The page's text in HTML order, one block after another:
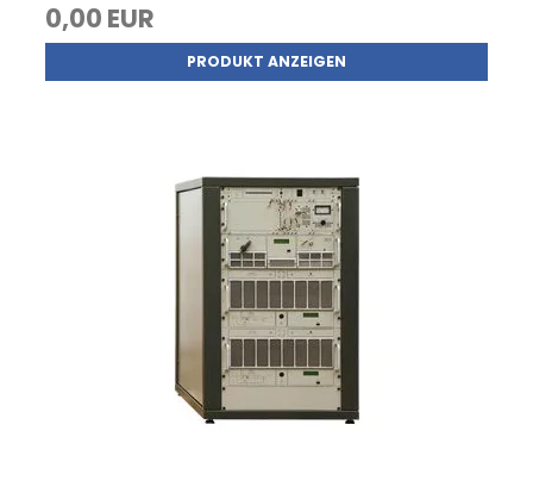
0,00 EUR
PRODUKT ANZEIGEN